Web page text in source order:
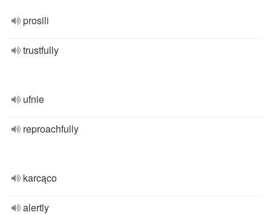
prosili
trustfully
ufnie
reproachfully
karcąco
alertly